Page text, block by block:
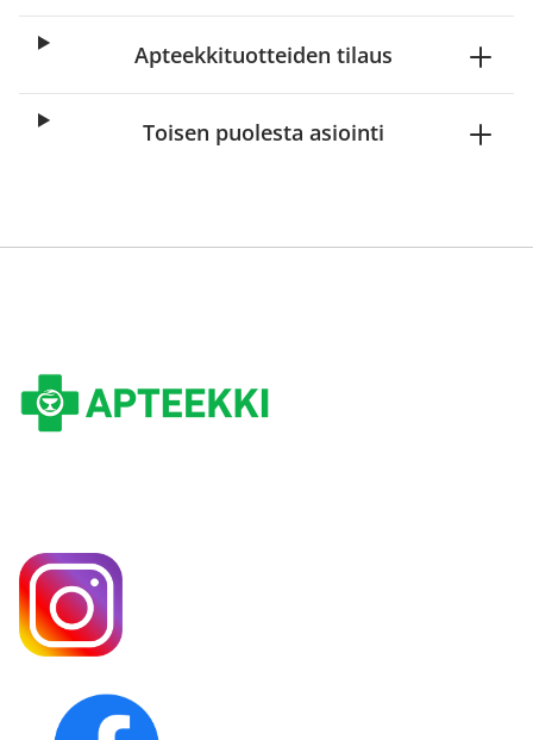
Apteekkituotteiden tilaus
Toisen puolesta asiointi